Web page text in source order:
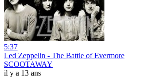
5:37
Led Zeppelin - The Battle of Evermore
SCOOTAWAY
il y a 13 ans